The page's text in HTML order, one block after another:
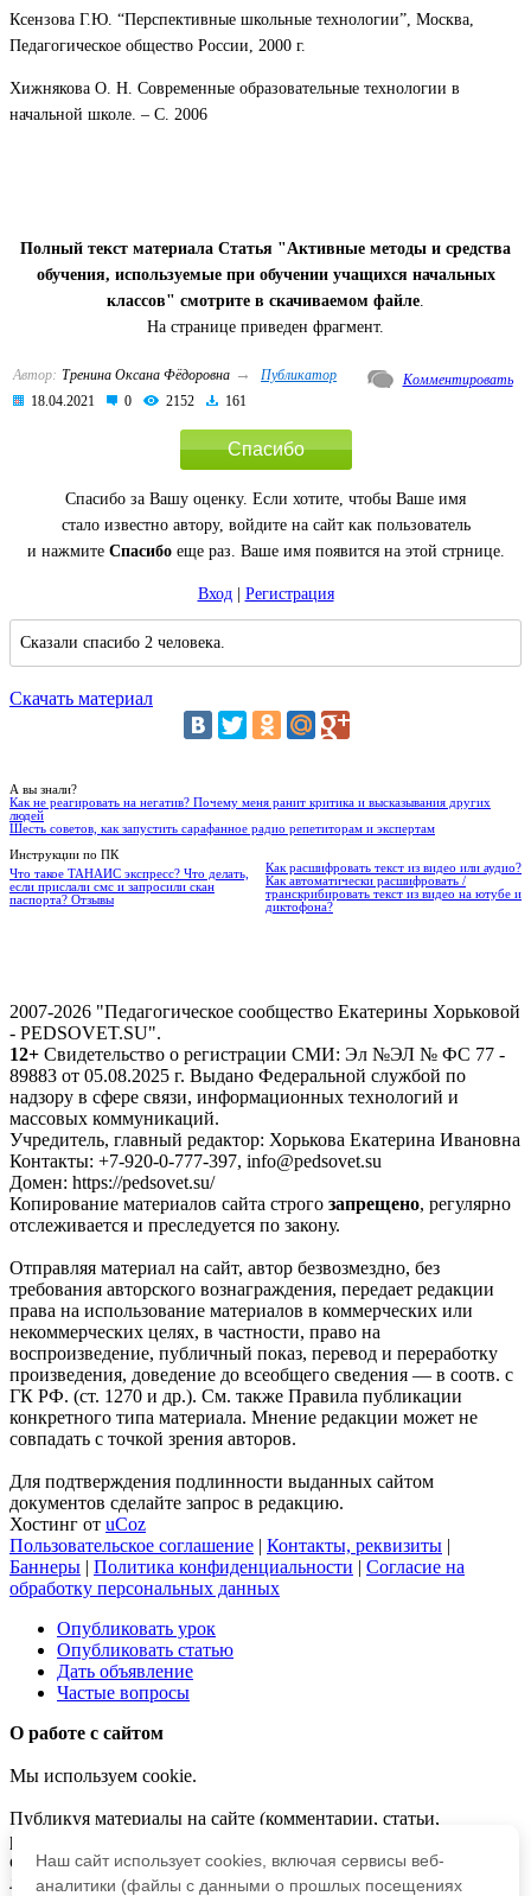
Ксензова Г.Ю. “Перспективные школьные технологии”, Москва,
Педагогическое общество России, 2000 г.
Хижнякова О. Н. Современные образовательные технологии в
начальной школе. – С. 2006
Полный текст материала Статья "Активные методы и средства
обучения, используемые при обучении учащихся начальных
классов" смотрите в скачиваемом файле
На странице приведен фрагмент.
Автор: Тренина Оксана Фёдоровна →
Публикатор
18.04.2021
0 2152 161
Комментировать
Спасибо
Спасибо за Вашу оценку. Если хотите, чтобы Ваше имя
стало известно автору, войдите на сайт как пользователь
и нажмите Спасибоеще раз. Ваше имя появится на этой стрнице.
Вход| Регистрация
Сказали спасибо 2 человека.
Скачать материал
А вы знали?
Как не реагировать на негатив? Почему меня ранит критика и высказывания других
людей
Шесть советов, как запустить сарафанное радио репетиторам и экспертам
Инструкции по ПК
Что такое ТАНАИС экспресс? Что делать,
если прислали смс и запросили скан
паспорта? Отзывы
Как расшифровать текст из видео или аудио?
Как автоматически расшифровать /
транскрибировать текст из видео на ютубе и
диктофона?
2007-2026 "Педагогическое сообщество Екатерины Хорьковой
- PEDSOVET.SU".
12+ Свидетельство о регистрации СМИ: Эл №ЭЛ № ФС 77 -
89883 от 05.08.2025 г. Выдано Федеральной службой по
надзору в сфере связи, информационных технологий и
массовых коммуникаций.
Учредитель, главный редактор: Хорькова Екатерина Ивановна
Контакты: +7-920-0-777-397, info@pedsovet.su
Домен: https://pedsovet.su/
Копирование материалов сайта строго запрещено, регулярно
отслеживается и преследуется по закону.
Отправляя материал на сайт, автор безвозмездно, без
требования авторского вознаграждения, передает редакции
права на использование материалов в коммерческих или
некоммерческих целях, в частности, право на
воспроизведение, публичный показ, перевод и переработку
произведения, доведение до всеобщего сведения — в соотв. с
ГК РФ. (ст. 1270 и др.). См. также Правила публикации
конкретного типа материала. Мнение редакции может не
совпадать с точкой зрения авторов.
Для подтверждения подлинности выданных сайтом
документов сделайте запрос в редакцию.
Хостинг от uCoz
Пользовательское соглашение | Контакты, реквизиты |
Баннеры | Политика конфиденциальности | Согласие на
обработку персональных данных
Опубликовать урок
Опубликовать статью
Дать объявление
Частые вопросы
О работе с сайтом
Мы используем cookie.
Публикуя материалы на сайте (комментарии, статьи,
разработки и др.), пользователи берут на себя всю
ответственность за содержание материалов и разрешение
любых спорных вопросов с третьми лицами.
Наш сайт использует cookies, включая сервисы веб-
аналитики (файлы с данными о прошлых посещениях